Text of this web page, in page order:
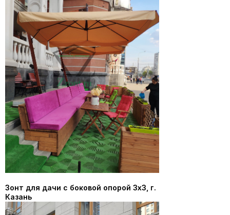
Зонт для дачи с боковой опорой 3х3, г.
Казань